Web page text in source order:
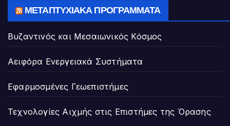
ΜΕΤΑΠΤΥΧΙΑΚΆ ΠΡΟΓΡΆΜΜΑΤΑ
Βυζαντινός και Μεσαιωνικός Κόσμος
Αειφόρα Ενεργειακά Συστήματα
Εφαρμοσμένες Γεωεπιστήμες
Τεχνολογίες Αιχμής στις Επιστήμες της Όρασης